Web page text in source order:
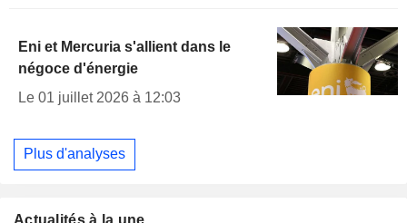
Eni et Mercuria s'allient dans le
négoce d'énergie
Le 01 juillet 2026 à 12:03
Plus d'analyses
Actualités à la une